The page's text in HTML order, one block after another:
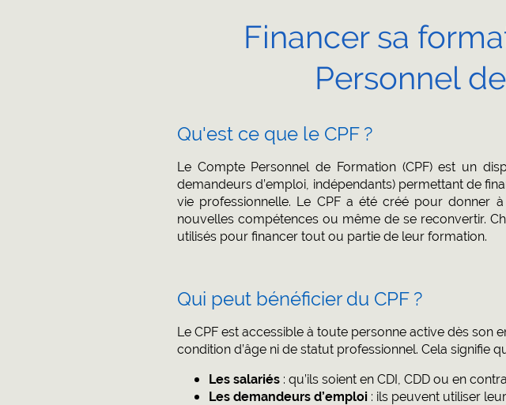
Financer sa
Personnel
Qu'est ce que le CPF ?
Le Compte Personnel de Formation (CPF) est un
demandeurs d’emploi, indépendants) permettant de
vie professionnelle. Le CPF a été créé pour donner
nouvelles compétences ou même de se reconvertir.
utilisés pour financer tout ou partie de leur formation.
Qui peut bénéficier du CPF ?
Le CPF est accessible à toute personne active dès son
condition d’âge ni de statut professionnel. Cela signifie
Les salariés : qu’ils soient en CDI, CDD ou en
Les demandeurs d’emploi : ils peuvent utiliser